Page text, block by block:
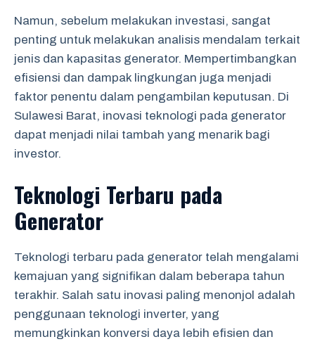
Namun, sebelum melakukan investasi, sangat
penting untuk melakukan analisis mendalam terkait
jenis dan kapasitas generator. Mempertimbangkan
efisiensi dan dampak lingkungan juga menjadi
faktor penentu dalam pengambilan keputusan. Di
Sulawesi Barat, inovasi teknologi pada generator
dapat menjadi nilai tambah yang menarik bagi
investor.
Teknologi Terbaru pada
Generator
Teknologi terbaru pada generator telah mengalami
kemajuan yang signifikan dalam beberapa tahun
terakhir. Salah satu inovasi paling menonjol adalah
penggunaan teknologi inverter, yang
memungkinkan konversi daya lebih efisien dan